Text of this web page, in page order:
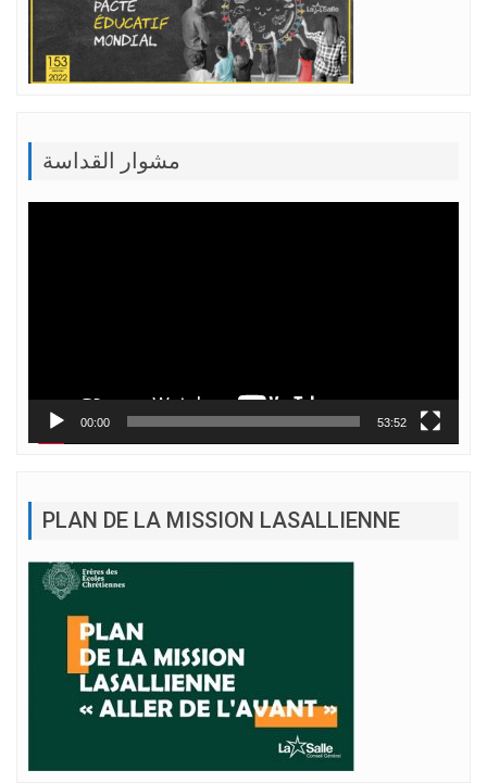
مشوار القداسة
00:00 53:52
PLAN DE LA MISSION LASALLIENNE